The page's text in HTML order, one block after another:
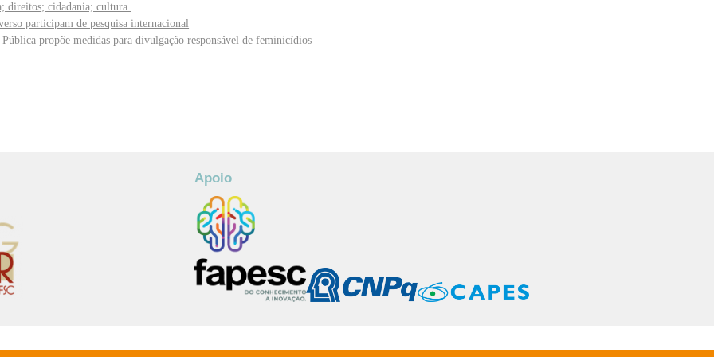
direitos; cidadania; cultura.
participam de pesquisa internacional
propõe medidas para divulgação responsável de feminicídios
Apoio